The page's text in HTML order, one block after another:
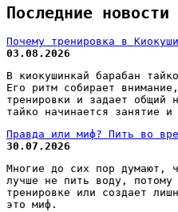
Последние новости
Почему тренировка в
03.08.2026
В киокушинкай барабан
Его ритм собирает
тренировки и задает общий
тайко начинается занятие
Правда или миф? Пить во
30.07.2026
Многие до сих пор думают,
лучше не пить воду, потому
тренировке или создает
это миф.